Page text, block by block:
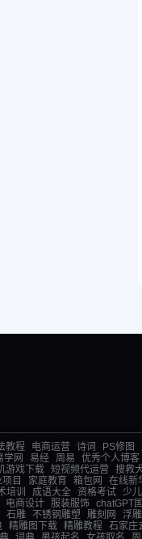
教程 电商运营 诗词 PS修图
学网 易经 周易 优秀个人博客
游戏下载 短视频代运营 搜救
目 家庭教育 箱包网 在线新
培训 成语大全 资格考试 少儿
电商设计 服装服饰 chatGPT
石雕 不锈钢雕塑 雕刻网 浮雕
精雕图下载 精雕教程 石家庄